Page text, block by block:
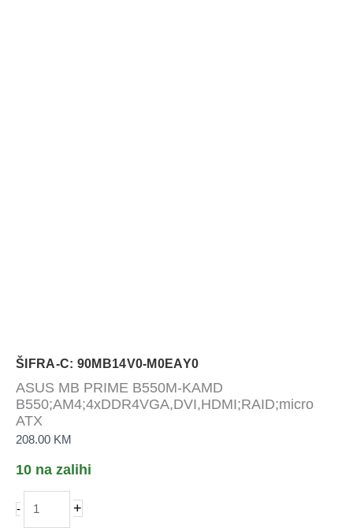
ŠIFRA-C: 90MB14V0-M0EAY0
ASUS MB PRIME B550M-KAMD
B550;AM4;4xDDR4VGA,DVI,HDMI;RAID;micro
ATX
208.00 KM
10 na zalihi
-
MB
+